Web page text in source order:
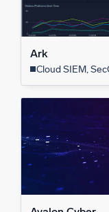
Ark
Cloud SIEM,